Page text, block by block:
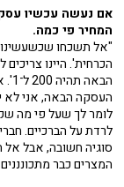
אם נעשה עכשיו
המחיר פי כמה.
"אל תשכחו
העסקה הבאה, אני לא
לומר לך שעל פי מה
לרדת על הברכיים.
סוגיה חשובה, אבל אל
המצרים כבר